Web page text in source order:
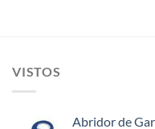
VISTOS
Abridor de